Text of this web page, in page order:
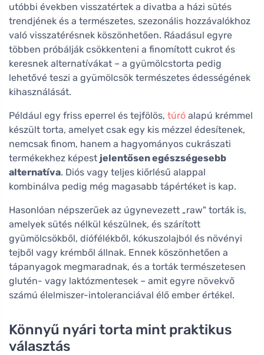
utóbbi években visszatértek a divatba a házi sütés
trendjének és a természetes, szezonális hozzávalókhoz
való visszatérésnek köszönhetően. Ráadásul egyre
többen próbálják csökkenteni a finomított cukrot és
keresnek alternatívákat – a gyümölcstorta pedig
lehetővé teszi a gyümölcsök természetes édességének
kihasználását.
Például egy friss eperrel és tejfölös, túró alapú krémmel
készült torta, amelyet csak egy kis mézzel édesítenek,
nemcsak finom, hanem a hagyományos cukrászati
termékekhez képest jelentősen egészségesebb
alternatíva. Diós vagy teljes kiőrlésű alappal
kombinálva pedig még magasabb tápértéket is kap.
Hasonlóan népszerűek az úgynevezett „raw" torták is,
amelyek sütés nélkül készülnek, és szárított
gyümölcsökből, diófélékből, kókuszolajból és növényi
tejből vagy krémből állnak. Ennek köszönhetően a
tápanyagok megmaradnak, és a torták természetesen
glutén- vagy laktózmentesek – amit egyre növekvő
számú élelmiszer-intoleranciával élő ember értékel.
Könnyű nyári torta mint praktikus
választás